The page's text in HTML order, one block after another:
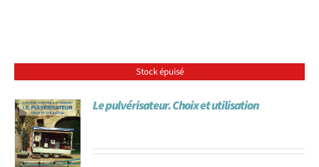
Stock épuisé
Le pulvérisateur. Choix et utilisation